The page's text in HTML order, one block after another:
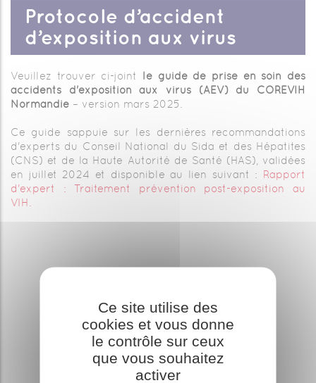
Protocole d’accident
d’exposition aux virus
Veuillez trouver ci-joint le guide de prise en soin des
accidents d'exposition aux virus (AEV) du COREVIH
Normandie – version mars 2025.
Ce guide sappuie sur les dernières recommandations
d'experts du Conseil National du Sida et des Hépatites
(CNS) et de la Haute Autorité de Santé (HAS), validées
en juillet 2024 et disponible au lien suivant : Rapport
d'expert : Traitement prévention post-exposition au
VIH.
Ce site utilise des
cookies et vous donne
le contrôle sur ceux
que vous souhaitez
activer